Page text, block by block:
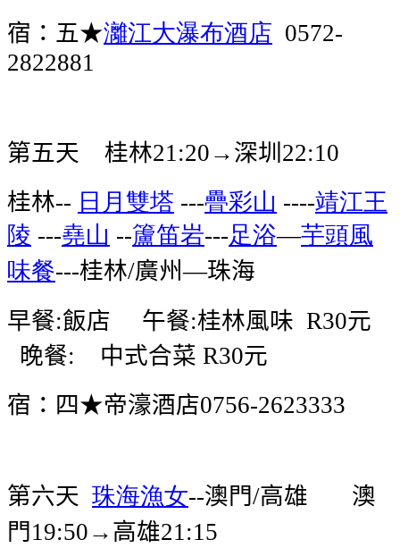
宿：五★灕江大瀑布酒店 0572-
2822881
第五天 桂林21:20 →深圳22:10
桂林-- 日月雙塔 ---疊彩山 ----靖江王
陵 ---堯山 --籚笛岩---足浴—芋頭風
味餐---桂林/廣州—珠海
早餐:飯店 午餐:桂林風味 R30元
晚餐: 中式合菜 R30元
宿：四★帝濠酒店0756-2623333
第六天 珠海漁女--澳門/高雄
澳
門19:50 →高雄21:15